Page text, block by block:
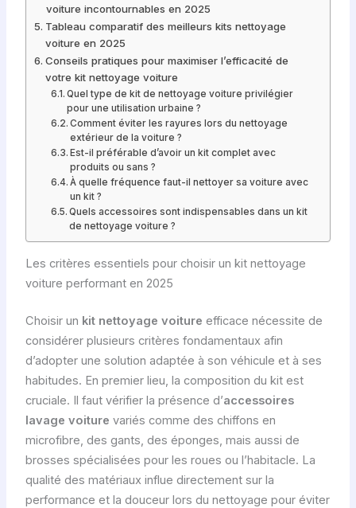
voiture incontournables en 2025
Tableau comparatif des meilleurs kits nettoyage
voiture en 2025
Conseils pratiques pour maximiser l’efficacité de
votre kit nettoyage voiture
Quel type de kit de nettoyage voiture privilégier
pour une utilisation urbaine ?
Comment éviter les rayures lors du nettoyage
extérieur de la voiture ?
Est-il préférable d’avoir un kit complet avec
produits ou sans ?
À quelle fréquence faut-il nettoyer sa voiture avec
un kit ?
Quels accessoires sont indispensables dans un kit
de nettoyage voiture ?
Les critères essentiels pour choisir un kit nettoyage
voiture performant en 2025
Choisir un kit nettoyage voiture efficace nécessite de
considérer plusieurs critères fondamentaux afin
d’adopter une solution adaptée à son véhicule et à ses
habitudes. En premier lieu, la composition du kit est
cruciale. Il faut vérifier la présence d’accessoires
lavage voiture variés comme des chiffons en
microfibre, des gants, des éponges, mais aussi de
brosses spécialisées pour les roues ou l’habitacle. La
qualité des matériaux influe directement sur la
performance et la douceur lors du nettoyage pour éviter